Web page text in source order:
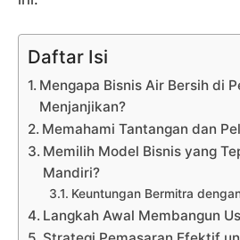
Daftar Isi
Mengapa Bisnis Air Bersih di
Menjanjikan?
Memahami Tantangan dan
Memilih Model Bisnis yang
Mandiri?
Keuntungan Bermitra
Langkah Awal Membangun